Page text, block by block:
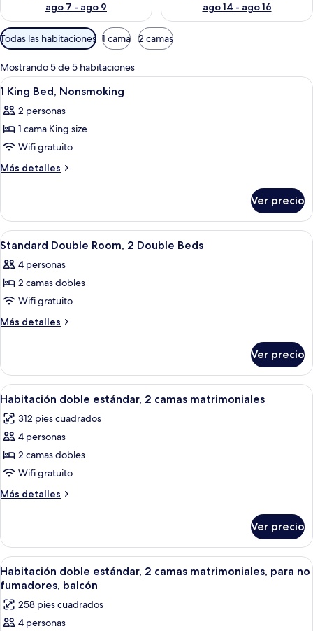
ago 7 - ago 9
ago 14 - ago 16
Filtros
disponibles
para
las
habitaciones
Todas las habitaciones 1 cama 2 camas
Mostrando 5 de 5 habitaciones
Abrir
todas
las
fotos
de
1
Nonsmoking
Una habitación de hotel con cama,
6
1 King Bed, Nonsmoking
2 personas
1 cama King size
Wifi gratuito
Más detalles
Más
King
Bed,
Nonsmoking
Ver precio
Abrir
todas
las
fotos
de
Standard
2
Double
Beds
Una habitación de hotel con dos
7
Standard Double Room, 2 Double Beds
4 personas
2 camas dobles
Wifi gratuito
Más detalles
Más
Double
Room,
2
Beds
Ver precio
Abrir
todas
las
fotos
de
Habitación
doble
estándar,
camas
matrimoniales
Habitación de hotel con dos camas,
5
Habitación doble estándar, 2 camas matrimoniales
312 pies cuadrados
4 personas
2 camas dobles
Wifi gratuito
Más detalles
Más
doble
estándar,
2
camas
matrimoniales
Ver precio
Abrir
todas
las
fotos
1 habitación, camas con pillow-top y
7
Habitación doble estándar, 2 camas matrimoniales, para no
fumadores, balcón
258 pies cuadrados
4 personas